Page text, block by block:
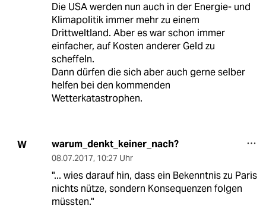
Die USA werden nun auch in der Energie- und
Klimapolitik immer mehr zu einem
Drittweltland. Aber es war schon immer
einfacher, auf Kosten anderer Geld zu
scheffeln.
Dann dürfen die sich aber auch gerne selber
helfen bei den kommenden
Wetterkatastrophen.
W warum_denkt_keiner_nach?
08.07.2017, 10:27 Uhr
"... wies darauf hin, dass ein Bekenntnis zu Paris
nichts nütze, sondern Konsequenzen folgen
müssten."